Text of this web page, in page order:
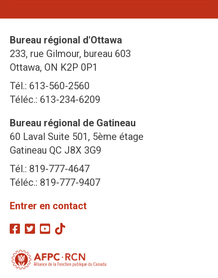
Bureau régional d'Ottawa
233, rue Gilmour, bureau 603
Ottawa, ON K2P 0P1
Tél.: 613-560-2560
Téléc.: 613-234-6209
Bureau régional de Gatineau
60 Laval Suite 501, 5ème étage
Gatineau QC J8X 3G9
Tél.: 819-777-4647
Téléc.: 819-777-9407
Entrer en contact